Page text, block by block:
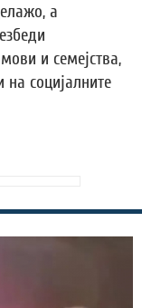
а
и семејства,
на социјалните